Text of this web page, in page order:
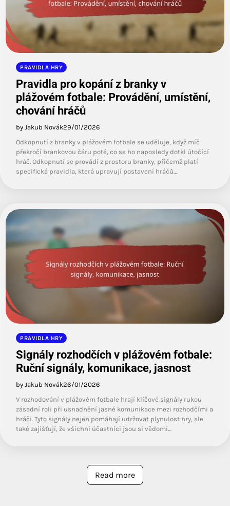
PRAVIDLA HRY
Pravidla pro kopání z branky v
plážovém fotbale: Provádění, umístění,
chování hráčů
by Jakub Novák29/01/2026
Odkopnutí z branky v plážovém fotbale se uděluje, když míč
překročí brankovou čáru poté, co se ho naposledy dotkl útočící
hráč. Odkopnutí se provádí z prostoru branky, přičemž platí
specifická pravidla, která upravují postavení hráčů…
PRAVIDLA HRY
Signály rozhodčích v plážovém fotbale:
Ruční signály, komunikace, jasnost
by Jakub Novák26/01/2026
V rozhodování v plážovém fotbale hrají klíčové signály rukou
zásadní roli při usnadnění jasné komunikace mezi rozhodčími a
hráči. Tyto signály nejen pomáhají udržovat plynulost hry, ale
také zajišťují, že všichni účastníci jsou si vědomi…
Read more